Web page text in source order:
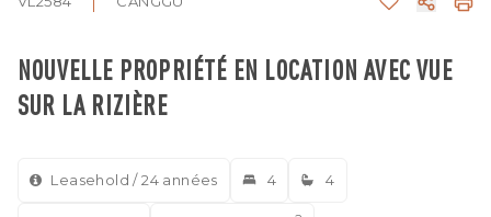
NOUVELLE PROPRIÉTÉ EN LOCATION AVEC VUE
SUR LA RIZIÈRE
Leasehold / 24 années 4 4